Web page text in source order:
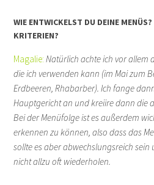
WIE ENTWICKELST DU DEINE
KRITERIEN?
Magalie:Natürlich achte ich vor allem
die ich verwenden kann (im Mai zum
Erdbeeren, Rhabarber). Ich fange
Hauptgericht an und kreiire dann die
Bei der Menüfolge ist es außerdem
erkennen zu können, also dass das
sollte es aber abwechslungsreich sein
nicht allzu oft wiederholen.